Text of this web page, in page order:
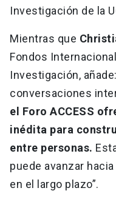
Investigación de la
Mientras que
Fondos
Investigación,
conversaciones
el Foro ACCESS
inédita para
entre personas.
puede avanzar
en el largo plazo”.